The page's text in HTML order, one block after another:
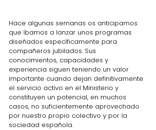
Hace algunas semanas os anticipamos
que íbamos a lanzar unos programas
diseñados específicamente para
compañeros jubilados. Sus
conocimientos, capacidades y
experiencia siguen teniendo un valor
importante cuando dejan definitivamente
el servicio activo en el Ministerio y
constituyen un potencial, en muchos
casos, no suficientemente aprovechado
por nuestro propio colectivo y por la
sociedad española.